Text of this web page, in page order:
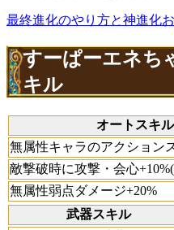
最終進化のやり方と神進化
すーぱーエネち
キル
オートスキル
無属性キャラのアクション
敵撃破時に攻撃・会心
無属性弱点ダメージ+20%
武器スキル